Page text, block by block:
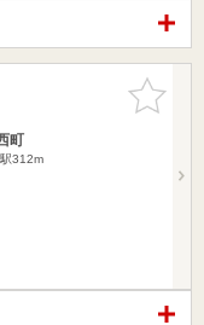
お気に入
りに追加
町
312m